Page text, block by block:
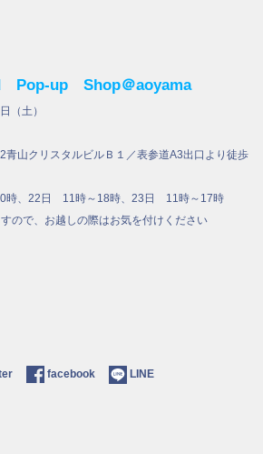
up Shop＠aoyama
（土）
青山クリスタルビルＢ１／表参道A3出口より徒歩
時、22日 11時～18時、23日 11時～17時
ので、お越しの際はお気を付けください
facebook LINE